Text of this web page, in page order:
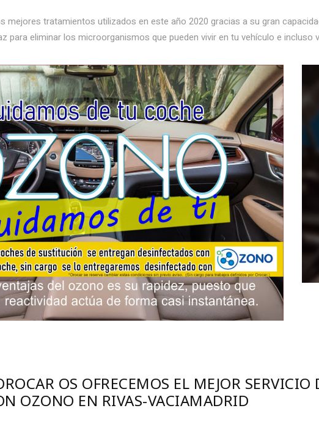
mejores tratamientos utilizados en este año 2020 gracias a su gran
para eliminar los microorganismos que pueden vivir en tu vehículo e incluso
OS OFRECEMOS EL MEJOR
OZONO EN RIVAS-VACIAMADRID